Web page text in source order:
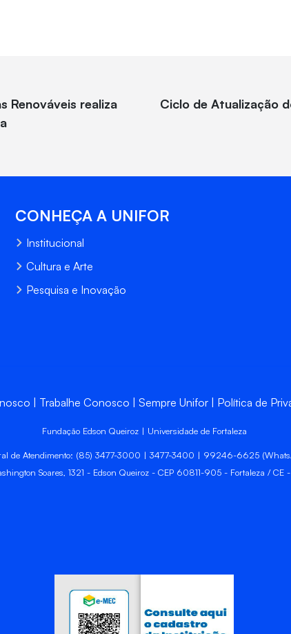
Renováveis realiza
Ciclo de Atualização
CONHEÇA A UNIFOR
Institucional
Cultura e Arte
Pesquisa e Inovação
Trabalhe Conosco Sempre Unifor Política de
Fundação Edson Queiroz | Universidade de Fortaleza
de Atendimento: (85) 3477-3000 | 3477-3400 | 99246-6625
Soares, 1321 - Edson Queiroz - CEP 60811-905 - Fortaleza / CE